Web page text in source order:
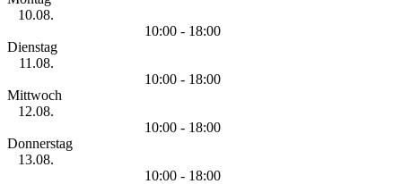
10.08.
10:00 - 18:00
Dienstag
11.08.
10:00 - 18:00
Mittwoch
12.08.
10:00 - 18:00
Donnerstag
13.08.
10:00 - 18:00